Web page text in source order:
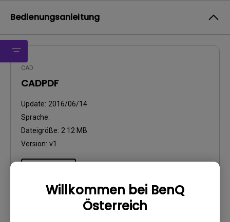
Willkommen bei BenQ
Österreich
Bedienungsanleitung
CAD
CADPDF
Update: 2016/06/14
Sprache:
Dateigröße: 2.12 MB
Version: v1